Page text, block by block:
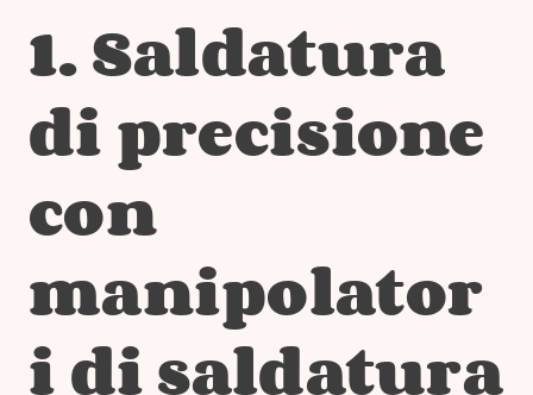
1. Saldatura
di precisione
con
manipolator
i di saldatura